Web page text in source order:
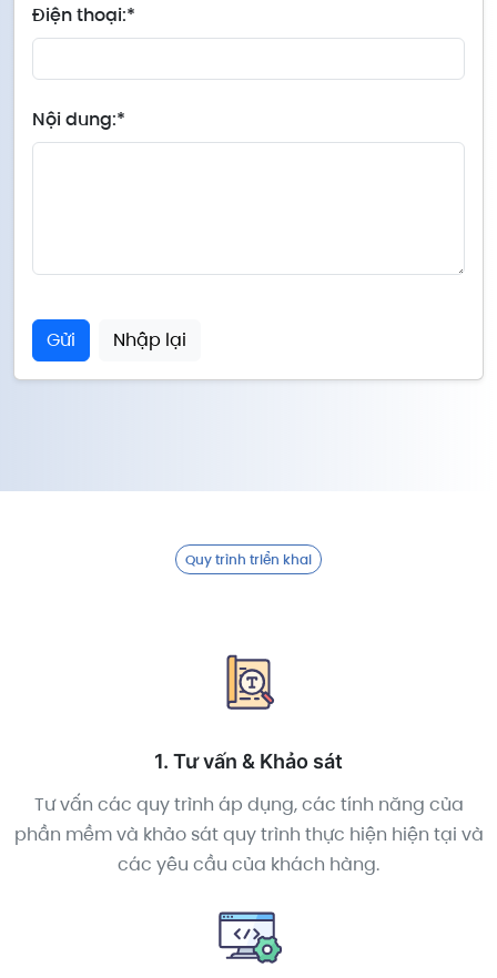
Điện thoại:*
Nội dung:*
Gửi Nhập lại
Quy trình triển khai
1. Tư vấn & Khảo sát
Tư vấn các quy trình áp dụng, các tính năng của
phần mềm và khảo sát quy trình thực hiện hiện tại và
các yêu cầu của khách hàng.